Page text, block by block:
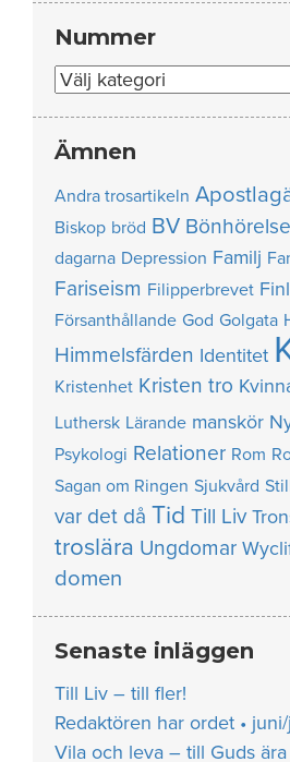
Nummer
Nummer
Ämnen
Andra trosartikeln
Biskop bröd BV Bönhörelse
dagarna Depression Familj
Fariseism Filipperbrevet
Försanthållande God Golgata
Himmelsfärden Identitet
Kristenhet Kristen tro
Luthersk Lärande manskör
Psykologi Relationer Rom
Sagan om Ringen Sjukvård
var det då Tid Till Liv
troslära Ungdomar
domen
Senaste inläggen
Till Liv – till fler!
Redaktören har ordet •
Vila och leva – till Guds ära